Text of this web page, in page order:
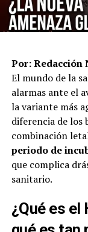
Por: Redacción
El mundo de la
alarmas ante el
la variante más
diferencia de los
combinación
periodo de
que complica
sanitario.
¿Qué es el